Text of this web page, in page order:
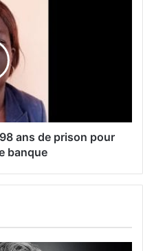
ans de prison pour
banque